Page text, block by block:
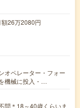
26万2080円
オペレーター・フォー
機械に投入・…
問＊18～40歳くらいま